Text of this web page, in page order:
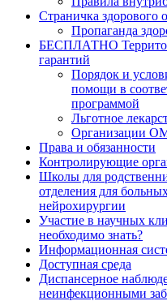
Страничка здорового
Пропаганда
БЕСПЛАТНО
гарантий
Порядок и
помощи в
программой
Льготное
Организации
Права и обязанности
Контролирующие
Школы для
отделения для
нейрохирургии
Участие в научных
необходимо знать?
Информационная
Доступная среда
Диспансерное
неинфекционными